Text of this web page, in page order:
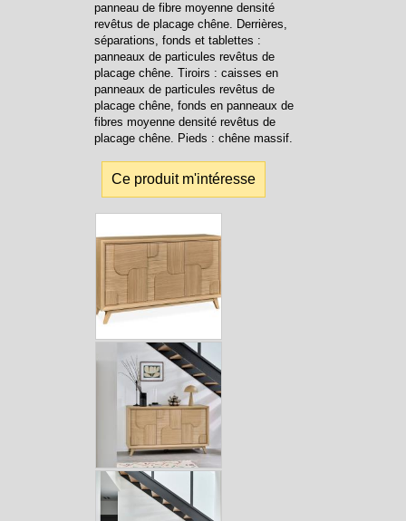
panneau de fibre moyenne densité
revêtus de placage chêne. Derrières,
séparations, fonds et tablettes :
panneaux de particules revêtus de
placage chêne. Tiroirs : caisses en
panneaux de particules revêtus de
placage chêne, fonds en panneaux de
fibres moyenne densité revêtus de
placage chêne. Pieds : chêne massif.
Ce produit m'intéresse